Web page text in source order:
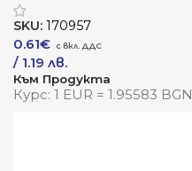
SKU: 170957
0.61€
/ 1.19 лв.
Към Продукта
Курс: 1 EUR = 1.95583 BGN